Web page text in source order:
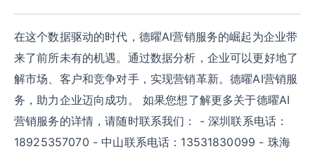
在这个数据驱动的时代，德曜AI营销服务的崛起为企业带
来了前所未有的机遇。通过数据分析，企业可以更好地了
解市场、客户和竞争对手，实现营销革新。德曜AI营销服
务，助力企业迈向成功。 如果您想了解更多关于德曜AI
营销服务的详情，请随时联系我们： - 深圳联系电话：
18925357070 - 中山联系电话：13531830099 - 珠海